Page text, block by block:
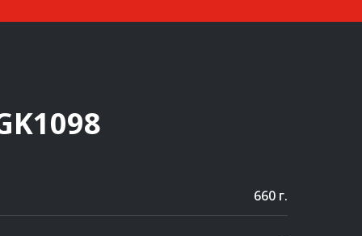
660 г.